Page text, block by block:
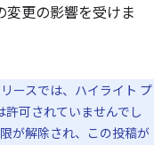
変更の影響を受けま
ースでは、ハイライト プ
可されていませんでし
が解除され、この投稿が